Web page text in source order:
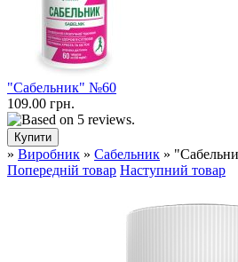
"Сабельник" №60
109.00 грн.
» Виробник » Сабельник »
Попередній товар Наступний товар